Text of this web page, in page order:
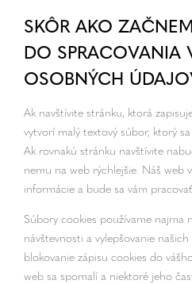
SKÔR AKO
DO SPRACOVANIA
OSOBNÝCH
Ak navštívite stránku, ktorá
vytvorí malý textový súbor, ktorý
Ak rovnakú stránku navštívite
nemu na web rýchlejšie. Náš web
informácie a bude sa vám
Súbory cookies používame najmä
návštevnosti a vylepšovanie
blokovanie zápisu cookies do
web sa spomalí a niektoré jeho